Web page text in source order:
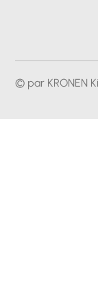
© par KRONEN